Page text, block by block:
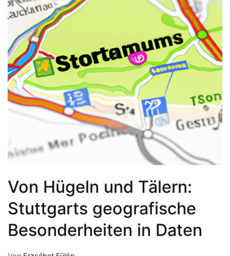
Von Hügeln und Tälern:
Stuttgarts geografische
Besonderheiten in Daten